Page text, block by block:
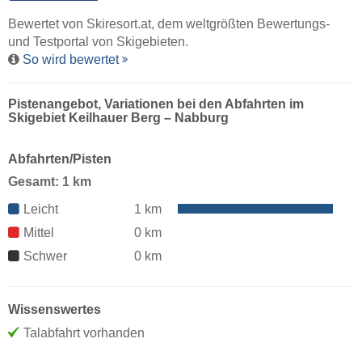
Bewertet von Skiresort.at, dem weltgrößten Bewertungs-
und Testportal von Skigebieten.
So wird bewertet
Pistenangebot, Variationen bei den Abfahrten im
Skigebiet Keilhauer Berg – Nabburg
Abfahrten/Pisten
Gesamt: 1 km
Leicht
1 km
Mittel
0 km
Schwer
0 km
Wissenswertes
Talabfahrt vorhanden